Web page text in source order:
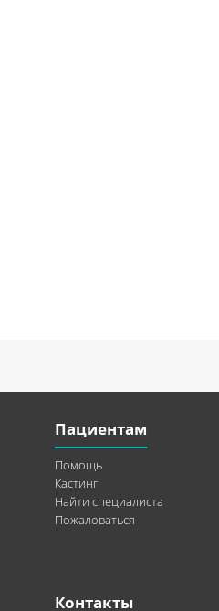
Пациентам
Помощь
Кастинг
Найти специалиста
Пожаловаться
Контакты